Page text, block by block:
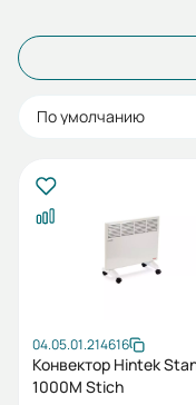
По умолчанию
04.05.01.214616
Конвектор Hintek
1000M Stich